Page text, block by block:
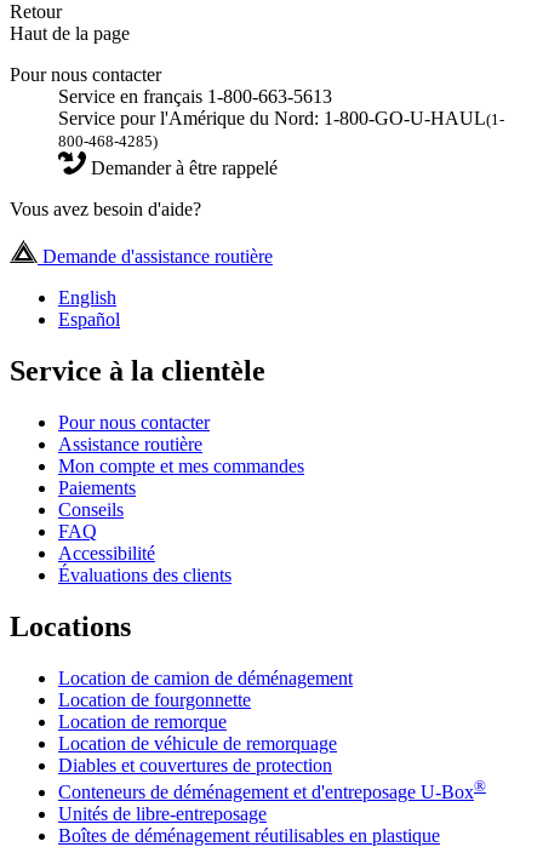
Retour
Haut de la page
Pour nous contacter
Service en français 1-800-663-5613
Service pour l'Amérique du Nord: 1-800-GO-U-HAUL(1-
800-468-4285)
Demander à être rappelé
Vous avez besoin d'aide?
Demande d'assistance routière
English
Español
Service à la clientèle
Pour nous contacter
Assistance routière
Mon compte et mes commandes
Paiements
Conseils
FAQ
Accessibilité
Évaluations des clients
Locations
Location de camion de déménagement
Location de fourgonnette
Location de remorque
Location de véhicule de remorquage
Diables et couvertures de protection
Conteneurs de déménagement et d'entreposage U-Box®
Unités de libre-entreposage
Boîtes de déménagement réutilisables en plastique